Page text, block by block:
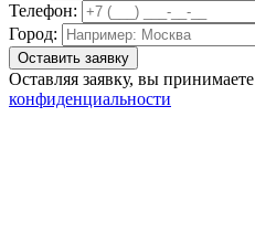
Телефон:
Город:
Оставляя заявку, вы принимаете
конфиденциальности